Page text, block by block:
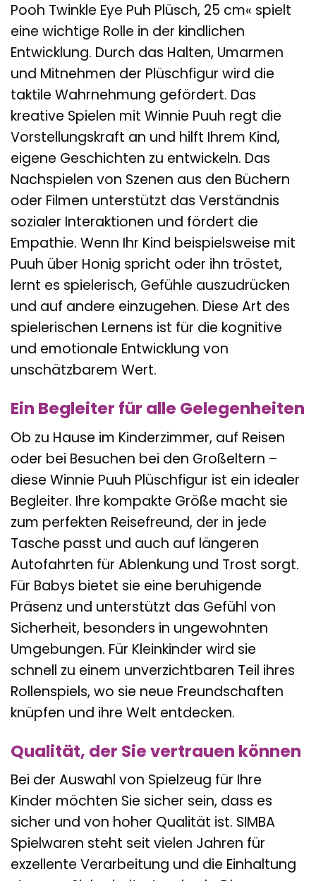
Pooh Twinkle Eye Puh Plüsch, 25 cm« spielt
eine wichtige Rolle in der kindlichen
Entwicklung. Durch das Halten, Umarmen
und Mitnehmen der Plüschfigur wird die
taktile Wahrnehmung gefördert. Das
kreative Spielen mit Winnie Puuh regt die
Vorstellungskraft an und hilft Ihrem Kind,
eigene Geschichten zu entwickeln. Das
Nachspielen von Szenen aus den Büchern
oder Filmen unterstützt das Verständnis
sozialer Interaktionen und fördert die
Empathie. Wenn Ihr Kind beispielsweise mit
Puuh über Honig spricht oder ihn tröstet,
lernt es spielerisch, Gefühle auszudrücken
und auf andere einzugehen. Diese Art des
spielerischen Lernens ist für die kognitive
und emotionale Entwicklung von
unschätzbarem Wert.
Ein Begleiter für alle Gelegenheiten
Ob zu Hause im Kinderzimmer, auf Reisen
oder bei Besuchen bei den Großeltern –
diese Winnie Puuh Plüschfigur ist ein idealer
Begleiter. Ihre kompakte Größe macht sie
zum perfekten Reisefreund, der in jede
Tasche passt und auch auf längeren
Autofahrten für Ablenkung und Trost sorgt.
Für Babys bietet sie eine beruhigende
Präsenz und unterstützt das Gefühl von
Sicherheit, besonders in ungewohnten
Umgebungen. Für Kleinkinder wird sie
schnell zu einem unverzichtbaren Teil ihres
Rollenspiels, wo sie neue Freundschaften
knüpfen und ihre Welt entdecken.
Qualität, der Sie vertrauen können
Bei der Auswahl von Spielzeug für Ihre
Kinder möchten Sie sicher sein, dass es
sicher und von hoher Qualität ist. SIMBA
Spielwaren steht seit vielen Jahren für
exzellente Verarbeitung und die Einhaltung